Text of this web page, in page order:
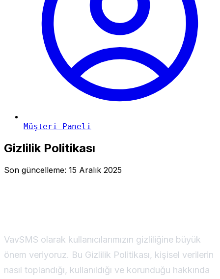
Müşteri Paneli
Gizlilik Politikası
Son güncelleme: 15 Aralık 2025
VavSMS olarak kullanıcılarımızın gizliliğine büyük
önem veriyoruz. Bu Gizlilik Politikası, kişisel verilerin
nasıl toplandığı, kullanıldığı ve korunduğu hakkında